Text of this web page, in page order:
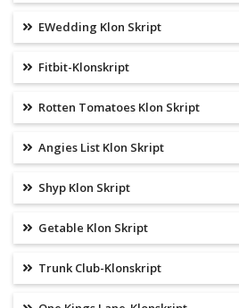
EWedding Klon Skript
Fitbit-Klonskript
Rotten Tomatoes Klon Skript
Angies List Klon Skript
Shyp Klon Skript
Getable Klon Skript
Trunk Club-Klonskript